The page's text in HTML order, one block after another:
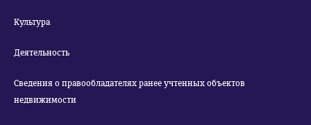
Культура
Деятельность
Сведения о правообладателях ранее учтенных объектов
недвижимости